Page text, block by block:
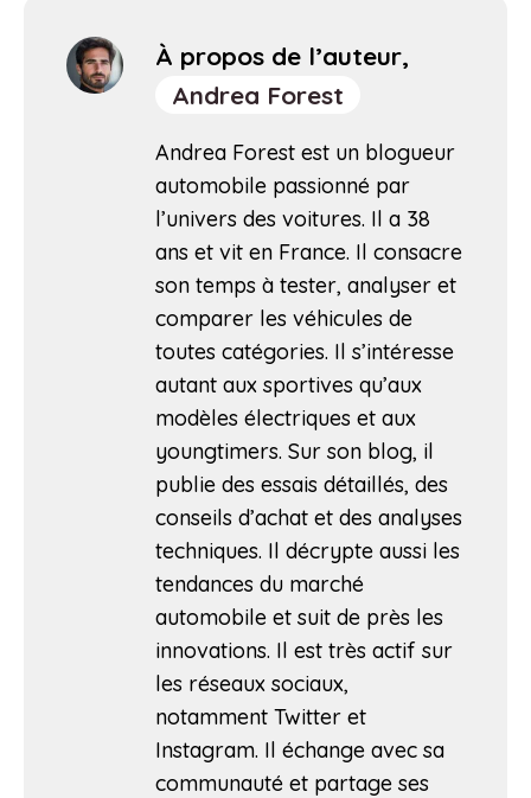
À propos de l’auteur,
Andrea Forest
Andrea Forest est un blogueur
automobile passionné par
l’univers des voitures. Il a 38
ans et vit en France. Il consacre
son temps à tester, analyser et
comparer les véhicules de
toutes catégories. Il s’intéresse
autant aux sportives qu’aux
modèles électriques et aux
youngtimers. Sur son blog, il
publie des essais détaillés, des
conseils d’achat et des analyses
techniques. Il décrypte aussi les
tendances du marché
automobile et suit de près les
innovations. Il est très actif sur
les réseaux sociaux,
notamment Twitter et
Instagram. Il échange avec sa
communauté et partage ses